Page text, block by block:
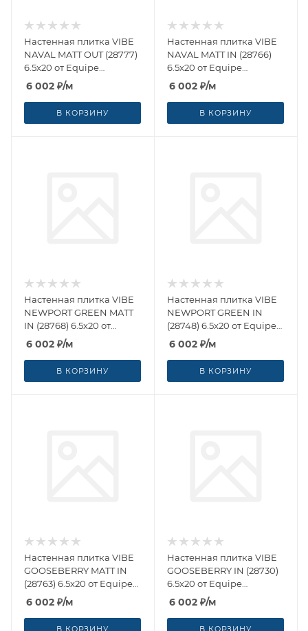
Настенная плитка VIBE
NAVAL MATT OUT (28777)
6.5x20 от Equipe
Ceramicas (Испания)
6 002 ₽/м
В КОРЗИНУ
Настенная плитка VIBE
NAVAL MATT IN (28766)
6.5x20 от Equipe
Ceramicas (Испания)
6 002 ₽/м
В КОРЗИНУ
Настенная плитка VIBE
NEWPORT GREEN MATT
IN (28768) 6.5x20 от
Equipe Ceramicas
(Испания)
6 002 ₽/м
В КОРЗИНУ
Настенная плитка VIBE
NEWPORT GREEN IN
(28748) 6.5x20 от Equipe
Ceramicas (Испания)
6 002 ₽/м
В КОРЗИНУ
Настенная плитка VIBE
GOOSEBERRY MATT IN
(28763) 6.5x20 от Equipe
Ceramicas (Испания)
6 002 ₽/м
Настенная плитка VIBE
GOOSEBERRY IN (28730)
6.5x20 от Equipe
Ceramicas (Испания)
6 002 ₽/м